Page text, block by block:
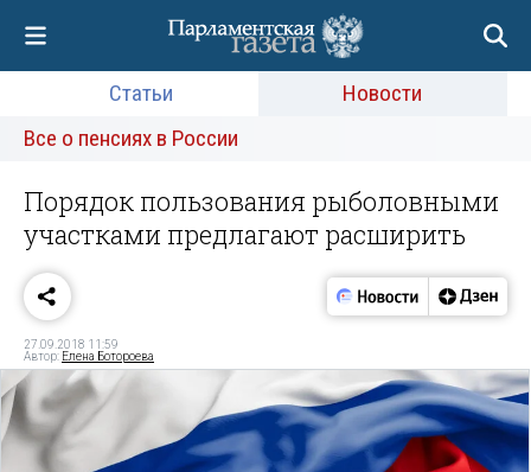
Статьи
Новости
Все о пенсиях в России
Порядок пользования рыболовными
участками предлагают расширить
27.09.2018 11:59
Автор: Елена Ботороева